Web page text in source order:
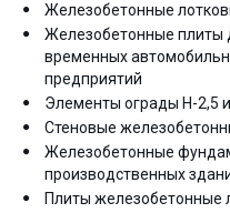
Железобетонные
Железобетонные плиты
временных
предприятий
Элементы ограды Н-2,5
Стеновые
Железобетонные
производственных
Плиты железобетонные